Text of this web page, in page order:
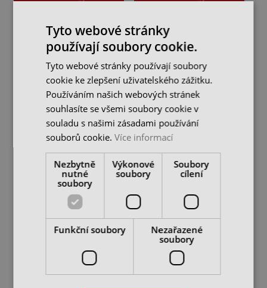
DO KOŠÍKU DO KOŠÍKU
Aku-vrtací šroubovák
FLEX 18,0 V (bez aku)
skladem u dodavatele
cena bez DPH
Aku-vrtací šroubovák
FLEX 18,0 V + kufřík L-
skladem u dodavatele
6 438 Kč
cena bez DPH
DO KOŠÍKU
Tyto webové stránky
používají soubory cookie.
Tyto webové stránky používají soubory
cookie ke zlepšení uživatelského zážitku.
Používáním našich webových stránek
souhlasíte se všemi soubory cookie v
souladu s našimi zásadami používání
souborů cookie.Více informací
Nezbytně
nutné
soubory
Výkonové
soubory
Soubory
cílení
Funkční soubory
Nezařazené
soubory